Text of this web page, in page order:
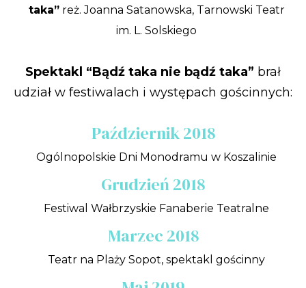
taka”reż. Joanna Satanowska, Tarnowski Teatr
im. L. Solskiego
Spektakl “Bądź taka nie bądź taka” brał
udział w festiwalach i występach gościnnych:
Październik 2018
Ogólnopolskie Dni Monodramu w Koszalinie
Grudzień 2018
Festiwal Wałbrzyskie Fanaberie Teatralne
Marzec 2018
Teatr na Plaży Sopot, spektakl gościnny